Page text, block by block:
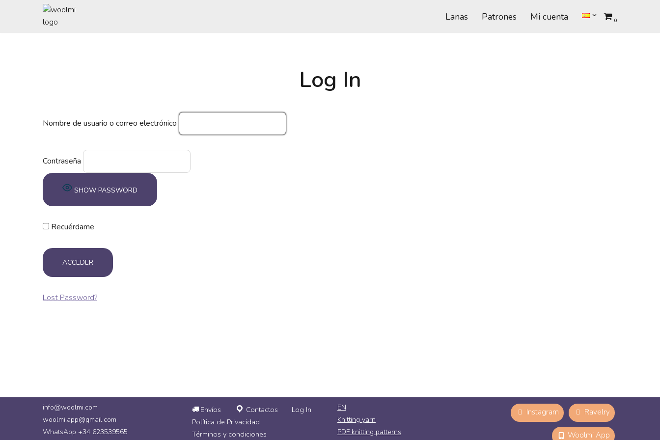
Lanas Patrones Mi cuenta 0
Log In
Nombre de usuario o correo electrónico
Contraseña
SHOW PASSWORD
Recuérdame
Lost Password?
info@woolmi.com
woolmi.app@gmail.com
WhatsApp +34 623539565
Envíos Contactos
Log In
Política de Privacidad
Términos y condiciones
EN
Knitting yarn
PDF knitting patterns
Instagram Ravelry
Woolmi App